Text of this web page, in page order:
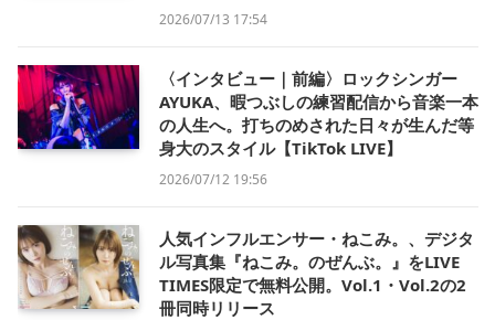
2026/07/13 17:54
〈インタビュー｜前編〉ロックシンガー
AYUKA、暇つぶしの練習配信から音楽一本
の人生へ。打ちのめされた日々が生んだ等
身大のスタイル【TikTok LIVE】
2026/07/12 19:56
人気インフルエンサー・ねこみ。、デジタ
ル写真集『ねこみ。のぜんぶ。』をLIVE
TIMES限定で無料公開。Vol.1・Vol.2の2
冊同時リリース